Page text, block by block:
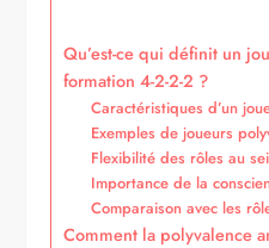
Qu’est-ce qui définit un
formation 4-2-2-2 ?
Caractéristiques d’un
Exemples de joueurs
Flexibilité des rôles au
Importance de la
Comparaison avec les
Comment la polyvalence